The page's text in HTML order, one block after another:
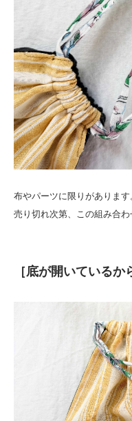
布やパーツに限りがあります
売り切れ次第、この組み合わ
［底が開いているか